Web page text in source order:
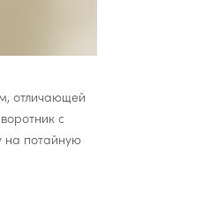
отличающей
с
на потайную